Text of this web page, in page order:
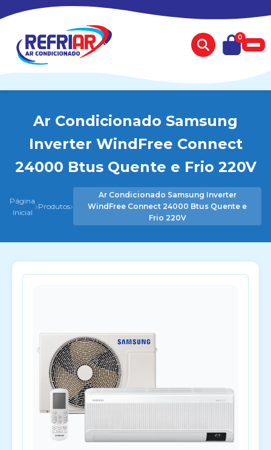
0
Ar Condicionado Samsung
Inverter WindFree Connect
24000 Btus Quente e Frio 220V
Página
Inicial ›Produtos›
Ar Condicionado Samsung Inverter
WindFree Connect 24000 Btus Quente e
Frio 220V